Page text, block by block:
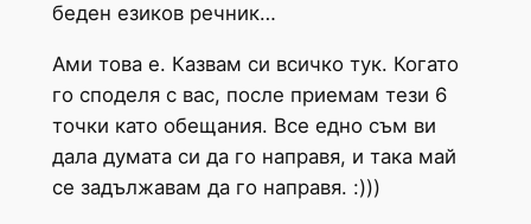
беден езиков речник…
Ами това е. Казвам си всичко тук. Когато
го споделя с вас, после приемам тези 6
точки като обещания. Все едно съм ви
дала думата си да го направя, и така май
се задължавам да го направя. :)))